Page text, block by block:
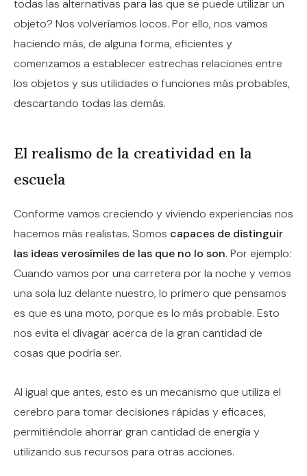
todas las alternativas para las que se puede utilizar un
objeto? Nos volveríamos locos. Por ello, nos vamos
haciendo más, de alguna forma, eficientes y
comenzamos a establecer estrechas relaciones entre
los objetos y sus utilidades o funciones más probables,
descartando todas las demás.
El realismo de la creatividad en la
escuela
Conforme vamos creciendo y viviendo experiencias nos
hacemos más realistas. Somos capaces de distinguir
las ideas verosímiles de las que no lo son. Por ejemplo:
Cuando vamos por una carretera por la noche y vemos
una sola luz delante nuestro, lo primero que pensamos
es que es una moto, porque es lo más probable. Esto
nos evita el divagar acerca de la gran cantidad de
cosas que podría ser.
Al igual que antes, esto es un mecanismo que utiliza el
cerebro para tomar decisiones rápidas y eficaces,
permitiéndole ahorrar gran cantidad de energía y
utilizando sus recursos para otras acciones.